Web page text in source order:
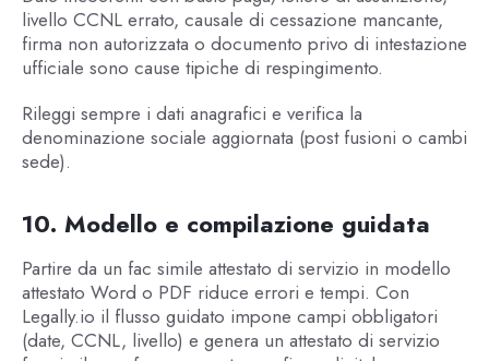
livello CCNL errato, causale di cessazione mancante,
firma non autorizzata o documento privo di intestazione
ufficiale sono cause tipiche di respingimento.
Rileggi sempre i dati anagrafici e verifica la
denominazione sociale aggiornata (post fusioni o cambi
sede).
10. Modello e compilazione guidata
Partire da un fac simile attestato di servizio in modello
attestato Word o PDF riduce errori e tempi. Con
Legally.io il flusso guidato impone campi obbligatori
(date, CCNL, livello) e genera un attestato di servizio